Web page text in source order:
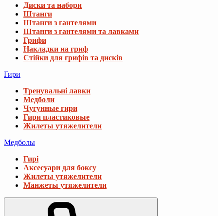
Диски та набори
Штанги
Штанги з гантелями
Штанги з гантелями та лавками
Грифи
Накладки на гриф
Стійки для грифів та дисків
Гири
Тренувальні лавки
Медболи
Чугунные гири
Гири пластиковые
Жилеты утяжелители
Медболы
Гирі
Аксесуари для боксу
Жилеты утяжелители
Манжеты утяжелители